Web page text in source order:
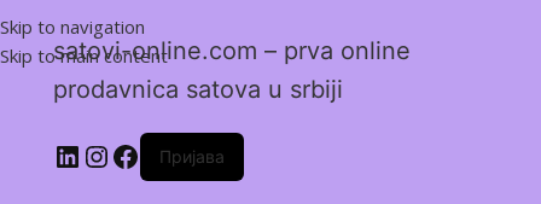
Skip to navigation
Skip to main content
satovi-online.com – prva online
prodavnica satova u srbiji
Пријава